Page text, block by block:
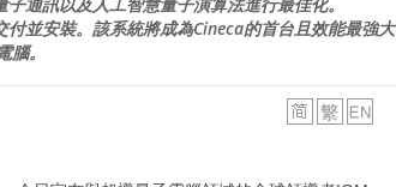
並安裝。該系統將成為Cineca的首台且效能最強大
腦。